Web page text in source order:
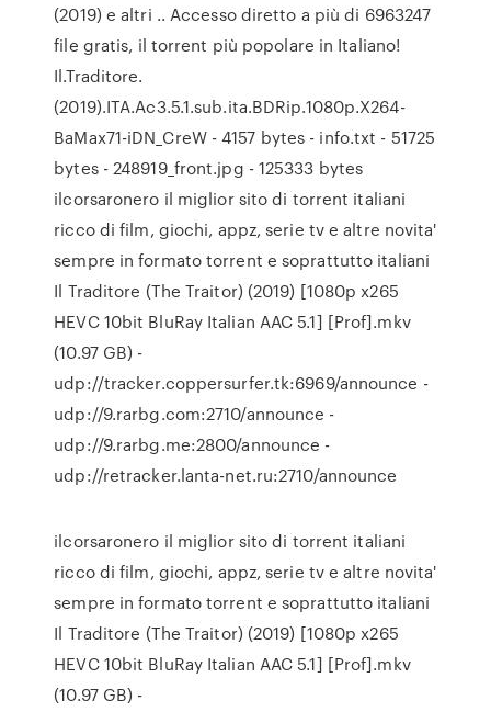
(2019) e altri .. Accesso diretto a più di 6963247
file gratis, il torrent più popolare in Italiano!
Il.Traditore.
(2019).ITA.Ac3.5.1.sub.ita.BDRip.1080p.X264-
BaMax71-iDN_CreW - 4157 bytes - info.txt - 51725
bytes - 248919_front.jpg - 125333 bytes
ilcorsaronero il miglior sito di torrent italiani
ricco di film, giochi, appz, serie tv e altre novita'
sempre in formato torrent e soprattutto italiani
Il Traditore (The Traitor) (2019) [1080p x265
HEVC 10bit BluRay Italian AAC 5.1] [Prof].mkv
(10.97 GB) -
udp://tracker.coppersurfer.tk:6969/announce -
udp://9.rarbg.com:2710/announce -
udp://9.rarbg.me:2800/announce -
udp://retracker.lanta-net.ru:2710/announce
ilcorsaronero il miglior sito di torrent italiani
ricco di film, giochi, appz, serie tv e altre novita'
sempre in formato torrent e soprattutto italiani
Il Traditore (The Traitor) (2019) [1080p x265
HEVC 10bit BluRay Italian AAC 5.1] [Prof].mkv
(10.97 GB) -